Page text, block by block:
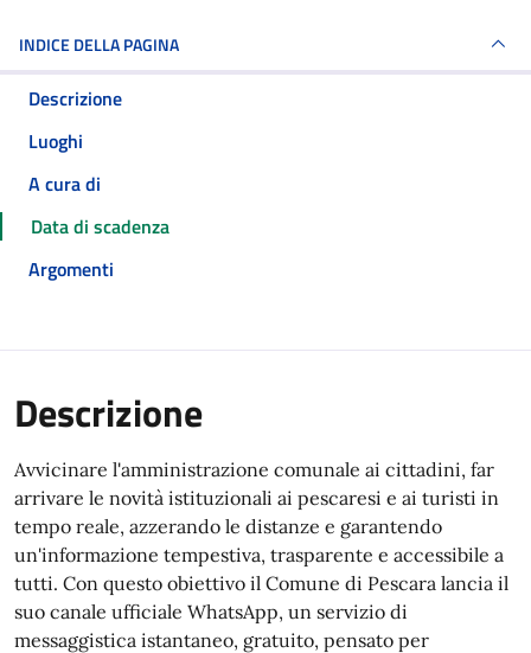
INDICE DELLA PAGINA
Descrizione
Luoghi
A cura di
Data di scadenza
Argomenti
Descrizione
Avvicinare l'amministrazione comunale ai cittadini, far
arrivare le novità istituzionali ai pescaresi e ai turisti in
tempo reale, azzerando le distanze e garantendo
un'informazione tempestiva, trasparente e accessibile a
tutti. Con questo obiettivo il Comune di Pescara lancia il
suo canale ufficiale WhatsApp, un servizio di
messaggistica istantaneo, gratuito, pensato per